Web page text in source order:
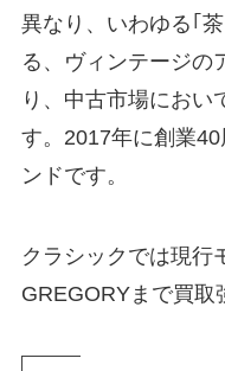
異なり、いわゆる｢
る、ヴィンテージの
り、中古市場におい
す。2017年に創業
ンドです。
クラシックでは現行
GREGORYまで買取